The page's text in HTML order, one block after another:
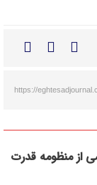
https://
منظومه قدرت